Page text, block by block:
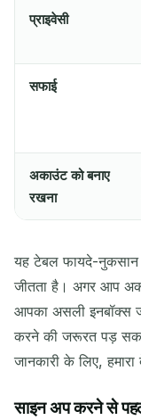
प्राइवेसी
सफाई
अकाउंट को बनाए
रखना
यह टेबल फायदे-नुकसान
जीतता है। अगर आप
आपका असली इनबॉक्स
करने की जरूरत पड़
जानकारी के लिए,
साइन अप करने से